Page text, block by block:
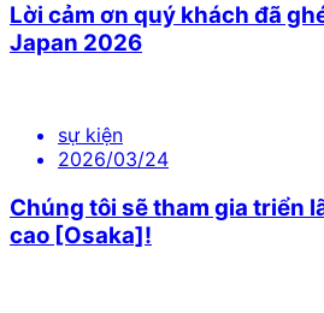
Lời cảm ơn quý khách đã
Japan 2026
sự kiện
2026/03/24
Chúng tôi sẽ tham gia triển
cao [Osaka]!